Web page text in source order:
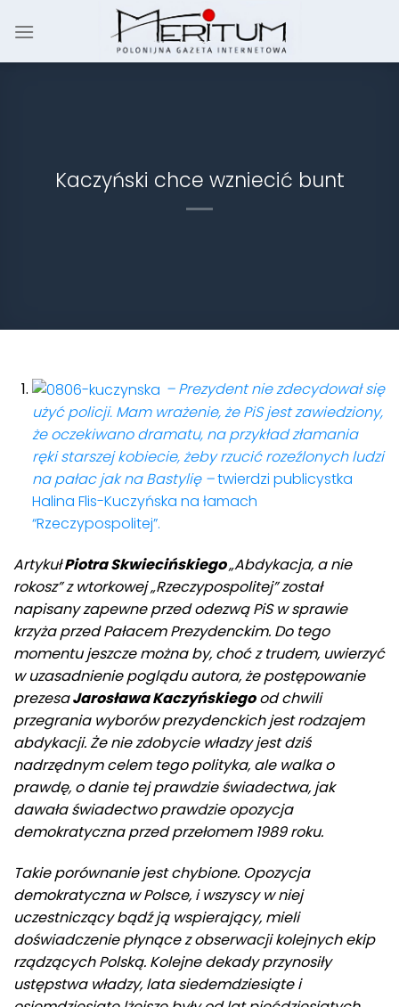
Kaczyński chce wzniecić bunt
– Prezydent nie zdecydował się
użyć policji. Mam wrażenie, że PiS jest zawiedziony,
że oczekiwano dramatu, na przykład złamania
ręki starszej kobiecie, żeby rzucić rozeźlonych ludzi
na pałac jak na Bastylię –twierdzi publicystka
Halina Flis-Kuczyńska na łamach
“Rzeczypospolitej”.
ArtykułPiotra Skwiecińskiego„Abdykacja, a nie
rokosz” z wtorkowej „Rzeczypospolitej” został
napisany zapewne przed odezwą PiS w sprawie
krzyża przed Pałacem Prezydenckim. Do tego
momentu jeszcze można by, choć z trudem, uwierzyć
w uzasadnienie poglądu autora, że postępowanie
prezesaJarosława Kaczyńskiegood chwili
przegrania wyborów prezydenckich jest rodzajem
abdykacji. Że nie zdobycie władzy jest dziś
nadrzędnym celem tego polityka, ale walka o
prawdę, o danie tej prawdzie świadectwa, jak
dawała świadectwo prawdzie opozycja
demokratyczna przed przełomem 1989 roku.
Takie porównanie jest chybione. Opozycja
demokratyczna w Polsce, i wszyscy w niej
uczestniczący bądź ją wspierający, mieli
doświadczenie płynące z obserwacji kolejnych ekip
rządzących Polską. Kolejne dekady przynosiły
ustępstwa władzy, lata siedemdziesiąte i